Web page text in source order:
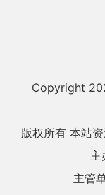
Copyright
版权所有 本站
主
主管